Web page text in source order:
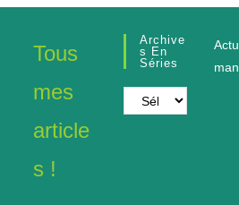
Tous
mes
article
s !
Archive
S En
Séries
Archives
en
Actu